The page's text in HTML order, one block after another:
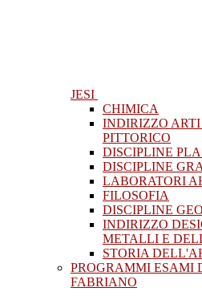
JESI
CHIMICA
INDIRIZZO
PITTORICO
DISCIPLINE
DISCIPLINE
LABORATORI
FILOSOFIA
DISCIPLINE
INDIRIZZO
METALLI E
STORIA
PROGRAMMI ESAMI
FABRIANO